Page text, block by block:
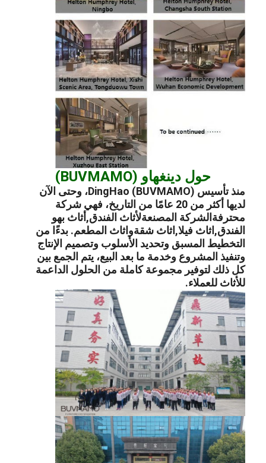
حول دينغهاو (BUVMAMO)
منذ تأسيس DingHao (BUVMAMO)، وحتى الآن
لديها أكثر من 20 عامًا من التاريخ، فهي شركة
محترفةالشركة المصنعةلأثاث الفندق,أثاث بهو
الفندق,اثاث فيلا,اثاث شقةواثاث المطعم. بدءًا من
التخطيط المسبق وتحديد الأسلوب وتصميم الإنتاج
وتنفيذ المشروع وخدمة ما بعد البيع، يتم الجمع بين
كل ذلك لتوفير مجموعة كاملة من الحلول الداعمة
للأثاث للعملاء.